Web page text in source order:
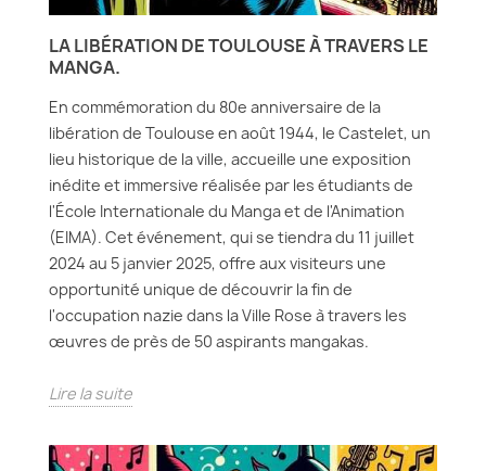
LA LIBÉRATION DE TOULOUSE À TRAVERS LE
MANGA.
En commémoration du 80e anniversaire de la
libération de Toulouse en août 1944, le Castelet, un
lieu historique de la ville, accueille une exposition
inédite et immersive réalisée par les étudiants de
l'École Internationale du Manga et de l'Animation
(EIMA). Cet événement, qui se tiendra du 11 juillet
2024 au 5 janvier 2025, offre aux visiteurs une
opportunité unique de découvrir la fin de
l'occupation nazie dans la Ville Rose à travers les
œuvres de près de 50 aspirants mangakas.
Lire la suite